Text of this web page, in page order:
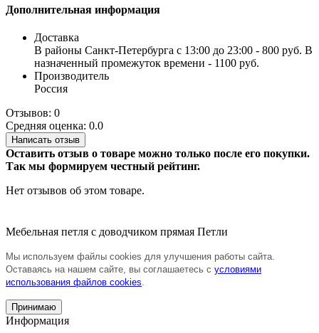
Дополнительная информация
Доставка
В районы Санкт-Петербурга с 13:00 до 23:00 - 800 руб. В
назначенный промежуток времени - 1100 руб.
Производитель
Россия
Отзывов: 0
Средняя оценка: 0.0
Написать отзыв
Оставить отзыв о товаре можно только после его покупки.
Так мы формируем честный рейтинг.
Нет отзывов об этом товаре.
Мебельная петля с доводчиком прямая Петли
Мы используем файлы cookies для улучшения работы сайта.
Оставаясь на нашем сайте, вы соглашаетесь с условиями
использования файлов cookies
Принимаю
Информация